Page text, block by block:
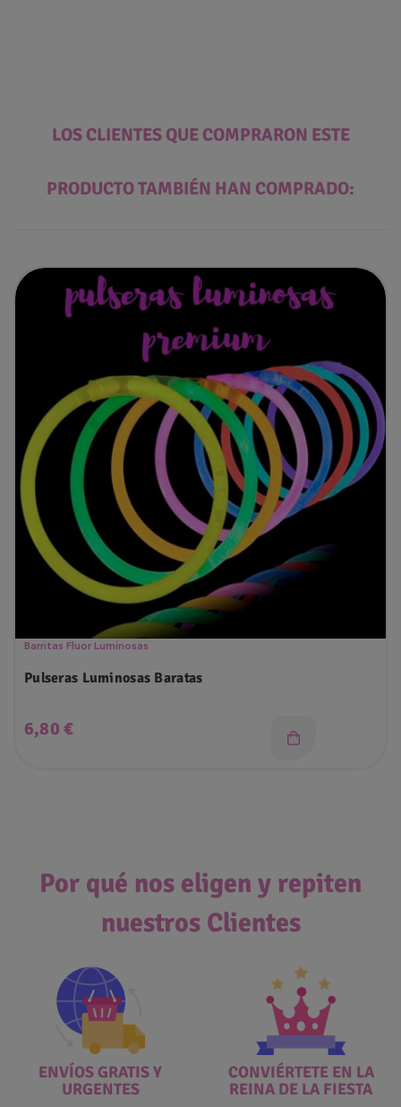
LOS CLIENTES QUE COMPRARON ESTE
PRODUCTO TAMBIÉN HAN COMPRADO:
Barritas Fluor Luminosas
Pulseras Luminosas Baratas
Precio
6,80 €
Por qué nos eligen y repiten
nuestros Clientes
ENVÍOS GRATIS Y
URGENTES
CONVIÉRTETE EN LA
REINA DE LA FIESTA